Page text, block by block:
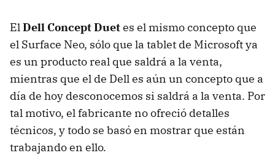
ElDell Concept Duetes el mismo concepto que
el Surface Neo, sólo que la tablet de Microsoft ya
es un producto real que saldrá a la venta,
mientras que el de Dell es aún un concepto que a
día de hoy desconocemos si saldrá a la venta. Por
tal motivo, el fabricante no ofreció detalles
técnicos, y todo se basó en mostrar que están
trabajando en ello.